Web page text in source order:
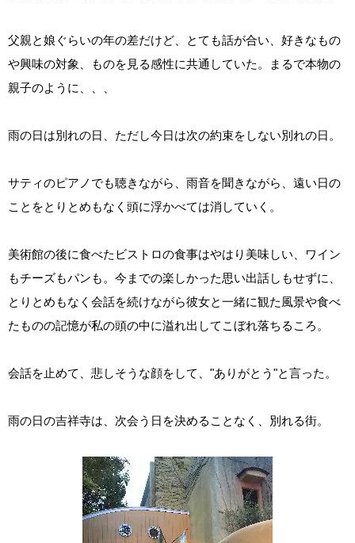
父親と娘ぐらいの年の差だけど、とても話が合い、好きなもの
や興味の対象、ものを見る感性に共通していた。まるで本物の
親子のように、、、
雨の日は別れの日、ただし今日は次の約束をしない別れの日。
サティのピアノでも聴きながら、雨音を聞きながら、遠い日の
ことをとりとめもなく頭に浮かべては消していく。
美術館の後に食べたビストロの食事はやはり美味しい、ワイン
もチーズもパンも。今までの楽しかった思い出話しもせずに、
とりとめもなく会話を続けながら彼女と一緒に観た風景や食べ
たものの記憶が私の頭の中に溢れ出してこぼれ落ちるころ。
会話を止めて、悲しそうな顔をして、"ありがとう"と言った。
雨の日の吉祥寺は、次会う日を決めることなく、別れる街。